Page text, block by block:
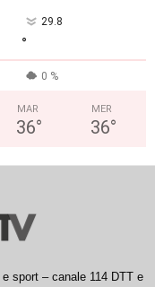
29.8
°
0 %
MAR
36°
MER
36°
sport – canale 114 DTT e